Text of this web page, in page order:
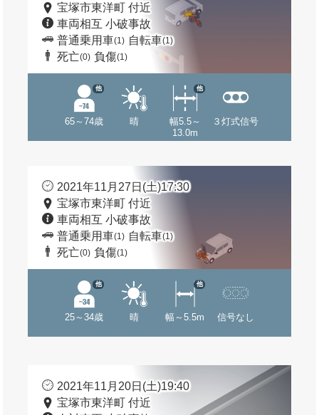
宝塚市東洋町 付近
車両相互 小破事故
普通乗用車(1) 自転車(1)
死亡(0) 負傷(1)
65～74歳
他
晴
幅5.5～
13.0m
他
３灯式信号
2021年11月27日(土)17:30
宝塚市東洋町 付近
車両相互 小破事故
普通乗用車(1) 自転車(1)
死亡(0) 負傷(1)
25～34歳
他
晴 幅～5.5m
他
信号なし
2021年11月20日(土)19:40
宝塚市東洋町 付近